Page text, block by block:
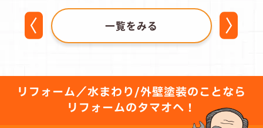
一覧をみる
リフォーム／水まわり/外壁塗装のことなら
リフォームのタマオへ！